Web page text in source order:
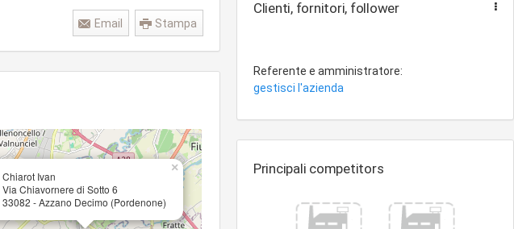
Stampa
Email
Chiarot Ivan
Via Chiavornere di Sotto 6
33082 - Azzano Decimo (Pordenone)
×
Clienti, fornitori, follower
Referente e amministratore:
gestisci l'azienda
Principali competitors